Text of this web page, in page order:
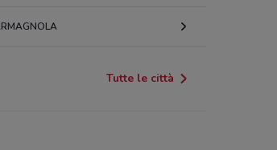
Tutte le città